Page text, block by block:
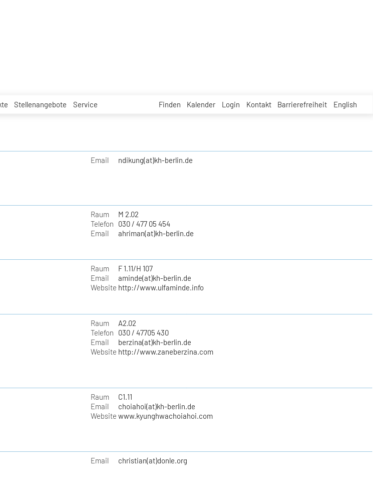
Stellenangebote Service Finden Kalender Login Kontakt Barrierefreiheit English
Email ndikung(at)kh-berlin.de
Raum
M 2.02
Telefon
030 / 477 05 454
Email
ahriman(at)kh-berlin.de
Raum
F 1.11/H 107
Email
aminde(at)kh-berlin.de
Website http://www.ulfaminde.info
Raum
A2.02
Telefon
030 / 47705 430
Email
berzina(at)kh-berlin.de
Website http://www.zaneberzina.com
Raum
C1.11
Email
choiahoi(at)kh-berlin.de
Website www.kyunghwachoiahoi.com
Email christian(at)donle.org